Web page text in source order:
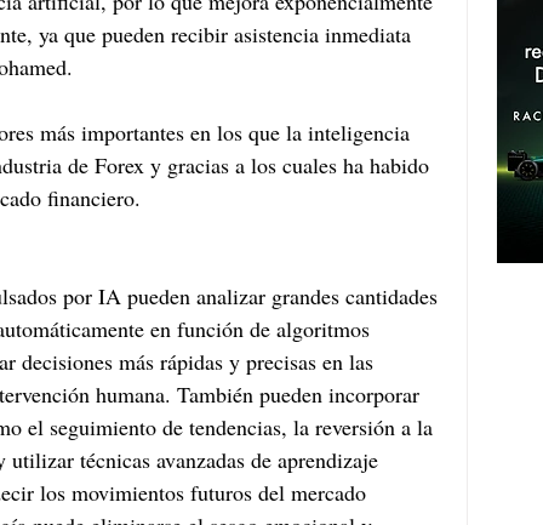
ya que pueden recibir asistencia inmediata
más importantes en los que la inteligencia
de Forex y gracias a los cuales ha habido
financiero.
por IA pueden analizar grandes cantidades
en función de algoritmos
decisiones más rápidas y precisas en las
humana. También pueden incorporar
el seguimiento de tendencias, la reversión a la
técnicas avanzadas de aprendizaje
los movimientos futuros del mercado